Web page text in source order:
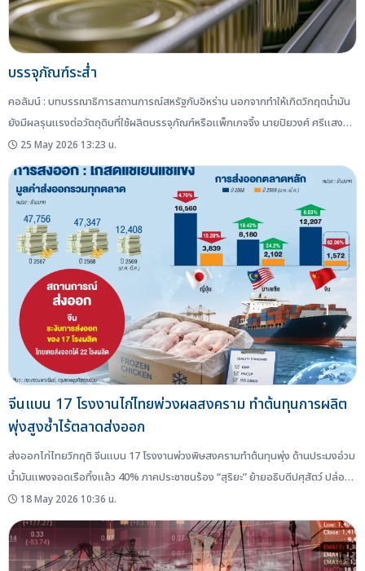
บรรจุภัณฑ์ระส่ำ
คอลัมน์ : บทบรรณาธิการสถานการณ์สหรัฐกับอิหร่าน นอกจากทำให้เกิดวิกฤตน้ำมัน
ยังมีผลรุนแรงต่อวัตถุดิบที่ใช้ผลิตบรรจุภัณฑ์หรือแพ็กเกจจิ้ง นายปิยวงศ์ ศรีแสง
นาม เลขาธิการสมาคมผู้ผลิตอาหารสำเร็จรูป (TFPA) เผยว่า ท่ามกลางแรงกดดันด้าน
ต้นทุนบรรจุภัณฑ์ ผู้ประกอบการอาหารหลายรายเริ่มมองหาแหล่งผลิตใหม่ โดยเฉพาะ
จากจีน เนื่องจากบางกรณีสามารถส่งมอบสินค้าได้เร็วกว่า ราคาถูกกว่า และมีความ
ยืดหยุ่นด้านการผลิตมากกว่าผู้ผลิตในประเทศ ทั้งนี้ เป็นผลมาจากผู้ผลิตบรรจุภัณฑ์ใน
ประเทศบางรายกำหนดขั้นต่ำการผลิตค่อนข้างสูง เช่น ต้องสั่งผลิตตั้งแต่...
25 May 2026 13:23 น.
จีนแบน 17 โรงงานไก่ไทยพ่วงผลสงคราม ทำต้นทุนการผลิต
พุ่งสูงซ้ำไร้ตลาดส่งออก
ส่งออกไก่ไทยวิกฤติ จีนแบน 17 โรงงานพ่วงพิษสงครามทำต้นทุนพุ่ง ด้านประมงอ่วม
น้ำมันแพงจอดเรือทิ้งแล้ว 40% ภาคประชาชนร้อง “สุริยะ” ย้ายอธิบดีปศุสัตว์ ปล่อย
จีนแบนไก่ไทย ซ้ำผลสงครามดันต้นทุนผลิตเพิ่ม สำหรับผลกระทบจากสงคราม
ตะวันออกกลาง ทำให้ไทยไม่สามารถส่งออกในตลาดนี้ได้ ราคาน้ำมันแพงขึ้น การ
ขนส่งไม่สามารถผ่านช่องแคบฮอร์มุซ ได้ ทำให้การส่งออกไก่ไทยในตลาดอังกฤษและ
สหภาพยุโรปจึงต้องอ้อมแหลมกูดโฮป ที่มีระยะทางไกลกว่าค่าระวางเรือแพงขึ้น การ
18 May 2026 10:36 น.